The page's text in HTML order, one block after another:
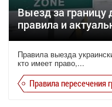
Выезд за границу
правила и
Правила выезда
кто имеет право,...
Правила пересечения